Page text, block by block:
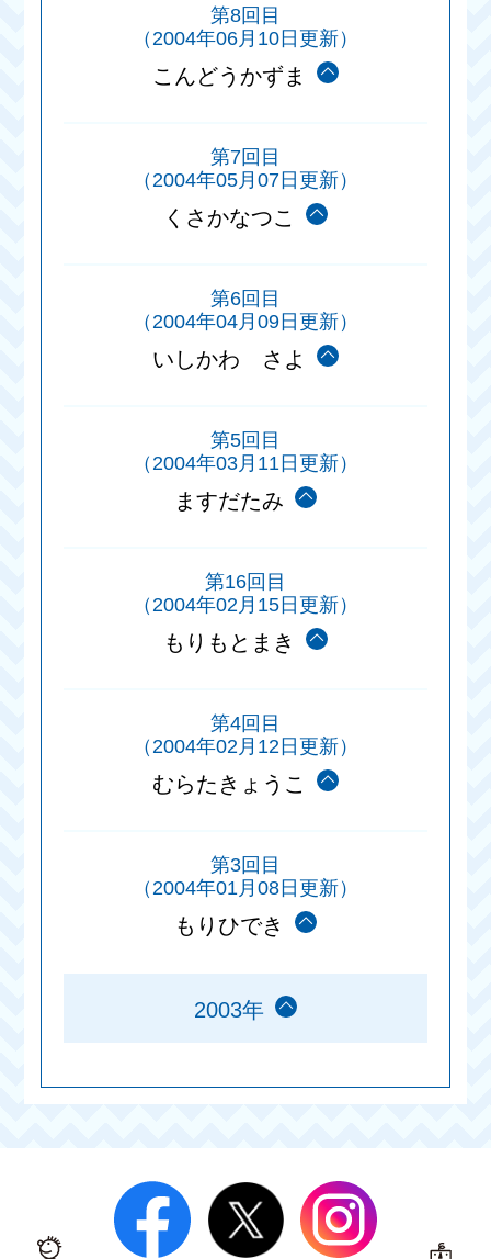
第8回目
（2004年06月10日更新）
こんどうかずま
第7回目
（2004年05月07日更新）
くさかなつこ
第6回目
（2004年04月09日更新）
いしかわ さよ
第5回目
（2004年03月11日更新）
ますだたみ
第16回目
（2004年02月15日更新）
もりもとまき
第4回目
（2004年02月12日更新）
むらたきょうこ
第3回目
（2004年01月08日更新）
もりひでき
2003年